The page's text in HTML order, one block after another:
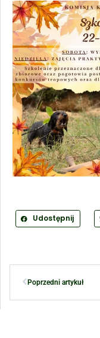
Udostępnij
Poprzedni artykuł